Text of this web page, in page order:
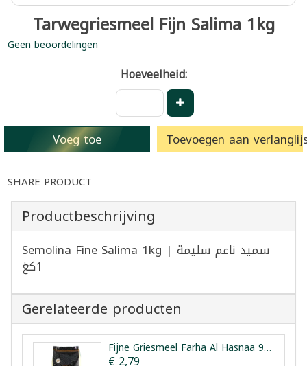
Tarwegriesmeel Fijn Salima 1kg
Geen beoordelingen
Hoeveelheid:
Voeg toe Toevoegen aan
SHARE PRODUCT
Productbeschrijving
Semolina Fine Salima 1kg | سميد ناعم سليمة
1كغ
Gerelateerde producten
Fijne Griesmeel Farha Al Hasnaa 900 g
€ 2,79